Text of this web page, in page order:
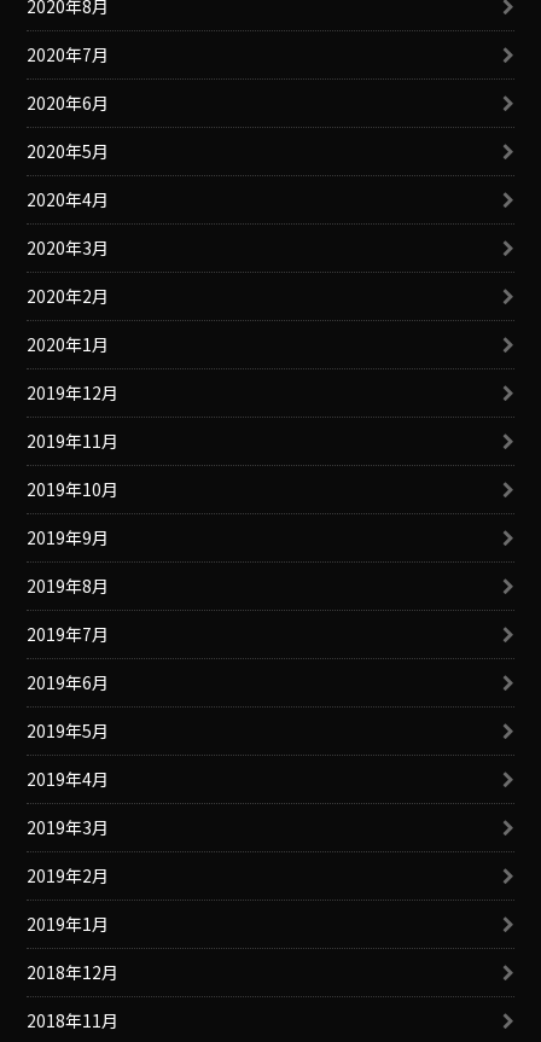
2020年8月
2020年7月
2020年6月
2020年5月
2020年4月
2020年3月
2020年2月
2020年1月
2019年12月
2019年11月
2019年10月
2019年9月
2019年8月
2019年7月
2019年6月
2019年5月
2019年4月
2019年3月
2019年2月
2019年1月
2018年12月
2018年11月